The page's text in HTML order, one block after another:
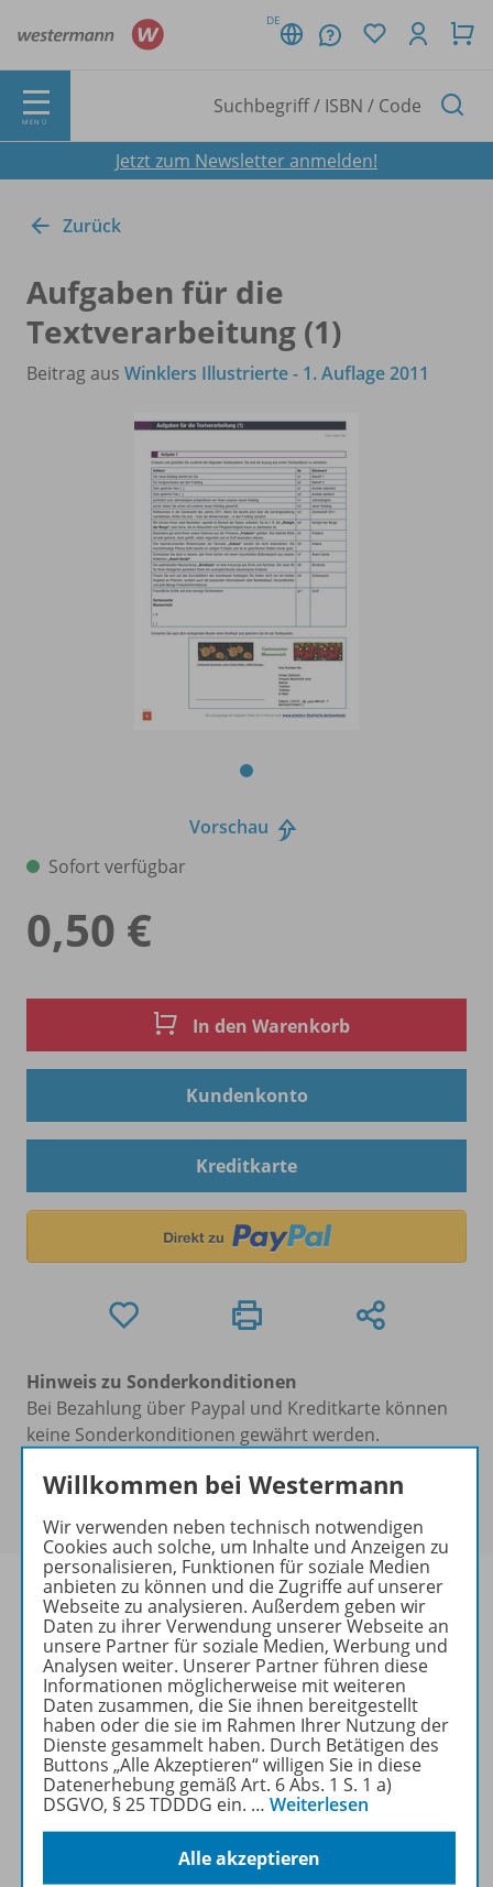
DE
MENÜ
Jetzt zum Newsletter anmelden!
Zurück
Aufgaben für die
Textverarbeitung (1)
Beitrag aus Winklers Illustrierte - 1. Auflage 2011
Vorschau
Sofort verfügbar
0,50 €
In den Warenkorb
Kundenkonto
Kreditkarte
Hinweis zu Sonderkonditionen
Bei Bezahlung über Paypal und Kreditkarte können
keine Sonderkonditionen gewährt werden.
Um den für Sie gültigen Preis zu sehen,melden Sie
Informationen
Weitere Inhalte der Ausgabe
Ergänzende Materialien
Willkommen bei Westermann
Wir verwenden neben technisch notwendigen
Cookies auch solche, um Inhalte und Anzeigen zu
personalisieren, Funktionen für soziale Medien
anbieten zu können und die Zugriffe auf unserer
Webseite zu analysieren. Außerdem geben wir
Daten zu ihrer Verwendung unserer Webseite an
unsere Partner für soziale Medien, Werbung und
Analysen weiter. Unserer Partner führen diese
Informationen möglicherweise mit weiteren
Daten zusammen, die Sie ihnen bereitgestellt
haben oder die sie im Rahmen Ihrer Nutzung der
Dienste gesammelt haben. Durch Betätigen des
Buttons „Alle Akzeptieren“ willigen Sie in diese
Datenerhebung gemäß Art. 6 Abs. 1 S. 1 a)
DSGVO, § 25 TDDDG ein. … Weiterlesen
Alle akzeptieren